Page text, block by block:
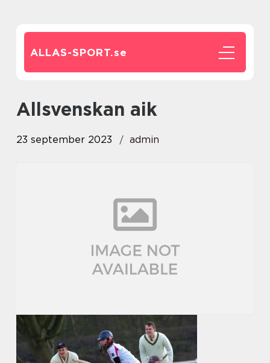
ALLAS-SPORT.se
allsvenskan aik
23 september 2023 admin